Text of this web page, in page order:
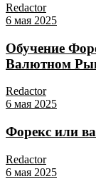
Redactor
6 мая 2025
Обучение
Валютном
Redactor
6 мая 2025
Форекс или
Redactor
6 мая 2025